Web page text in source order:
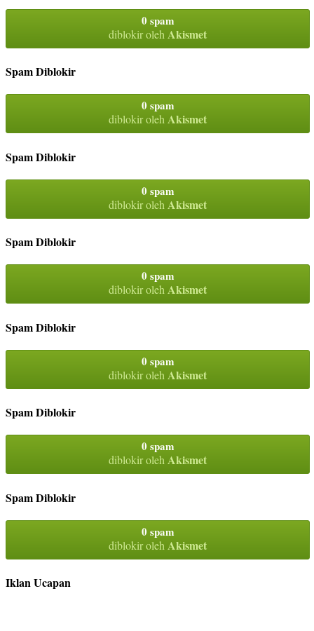
0 spam
diblokir oleh Akismet
Spam Diblokir
0 spam
diblokir olehAkismet
Spam Diblokir
0 spam
diblokir oleh Akismet
Spam Diblokir
0 spam
diblokir olehAkismet
Spam Diblokir
0 spam
diblokir oleh Akismet
Spam Diblokir
0 spam
diblokir olehAkismet
Spam Diblokir
0 spam
diblokir oleh Akismet
Iklan Ucapan